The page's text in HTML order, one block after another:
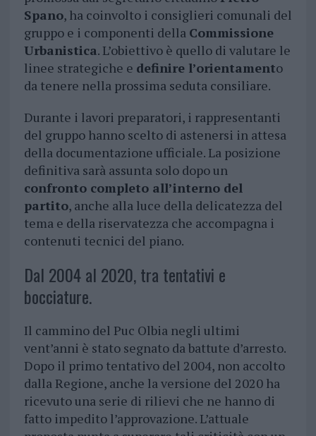
Spano, ha coinvolto i consiglieri comunali del
gruppo e i componenti della Commissione
Urbanistica. L’obiettivo è quello di valutare le
linee strategiche e definire l’orientamento
da tenere nella prossima seduta consiliare.
Durante i lavori preparatori, i rappresentanti
del gruppo hanno scelto di astenersi in attesa
della documentazione ufficiale. La posizione
definitiva sarà assunta solo dopo un
confronto completo all’interno del
partito, anche alla luce della delicatezza del
tema e della riservatezza che accompagna i
contenuti tecnici del piano.
Dal 2004 al 2020, tra tentativi e
bocciature.
Il cammino del Puc Olbia negli ultimi
vent’anni è stato segnato da battute d’arresto.
Dopo il primo tentativo del 2004, non accolto
dalla Regione, anche la versione del 2020 ha
ricevuto una serie di rilievi che ne hanno di
fatto impedito l’approvazione. L’attuale